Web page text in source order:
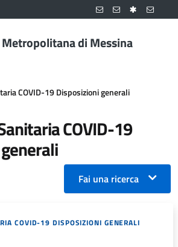
di Messina
COVID-19 Disposizioni generali
COVID-19
Fai una ricerca
COVID-19 DISPOSIZIONI GENERALI